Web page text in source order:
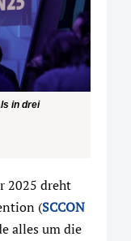
in drei
2025 dreht
(SCCON
alles um die